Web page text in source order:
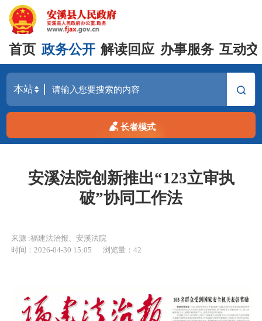
首页 政务公开 解读回应 办事服务 互动
长者模式
安溪法院创新推出“123立审执
破”协同工作法
来源 :福建法治报、安溪法院
时间：2026-04-30 15:05
浏览量： 42